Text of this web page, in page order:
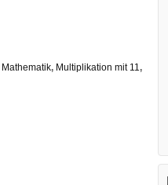
Mathematik, Multiplikation mit 11 ,